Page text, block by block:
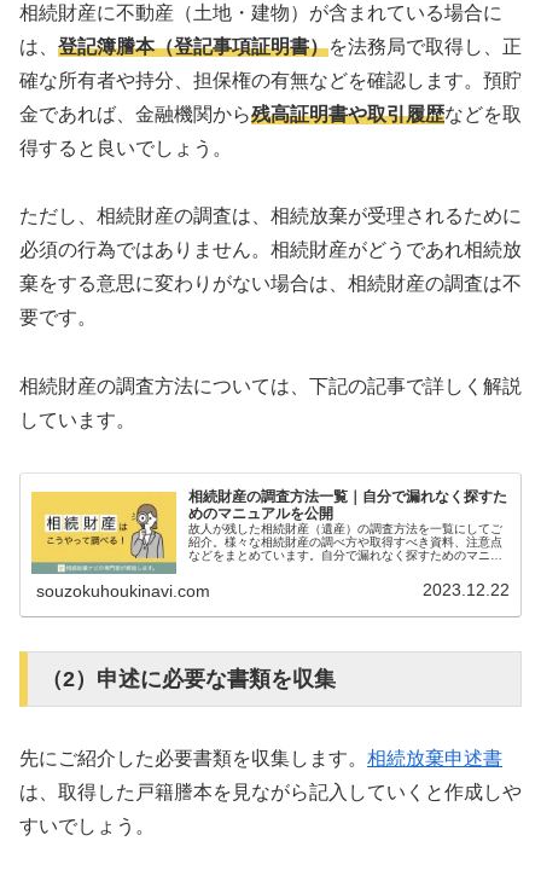
相続財産に不動産（土地・建物）が含まれている場合に
は、 登記簿謄本（登記事項証明書）を法務局で取得し、正
確な所有者や持分、担保権の有無などを確認します。預貯
金であれば、金融機関から残高証明書や取引履歴などを取
得すると良いでしょう。
ただし、相続財産の調査は、相続放棄が受理されるために
必須の行為ではありません。相続財産がどうであれ相続放
棄をする意思に変わりがない場合は、相続財産の調査は不
要です。
相続財産の調査方法については、下記の記事で詳しく解説
しています。
相続財産の調査方法一覧｜自分で漏れなく探すた
めのマニュアルを公開
故人が残した相続財産（遺産）の調査方法を一覧にしてご
紹介。様々な相続財産の調べ方や取得すべき資料、注意点
などをまとめています。自分で漏れなく探すためのマニュ
souzokuhoukinavi.com 2023.12.22
（2）申述に必要な書類を収集
先にご紹介した必要書類を収集します。 相続放棄申述書
は、取得した戸籍謄本を見ながら記入していくと作成しや
すいでしょう。